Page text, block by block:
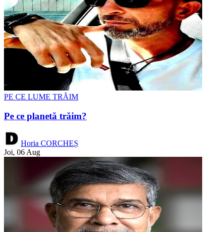
PE CE LUME TRĂIM
Pe ce planetă trăim?
Horia CORCHEȘ
Joi, 06 Aug